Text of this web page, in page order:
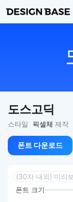
도스고딕
스타일 픽셀체 제작
폰트 다운로드
폰트 크기